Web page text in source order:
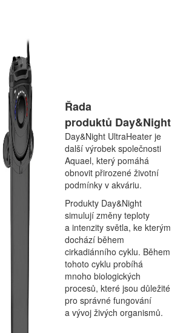
Řada
produktů Day&Night
Day&Night UltraHeater je
další výrobek společnosti
Aquael, který pomáhá
obnovit přirozené životní
podmínky v akváriu.
Produkty Day&Night
simulují změny teploty
a intenzity světla, ke kterým
dochází během
cirkadiánního cyklu. Během
tohoto cyklu probíhá
mnoho biologických
procesů, které jsou důležité
pro správné fungování
a vývoj živých organismů.